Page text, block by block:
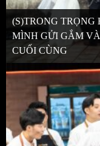
(S)TRONG
MÌNH GỬI GẮM
CUỐI CÙNG